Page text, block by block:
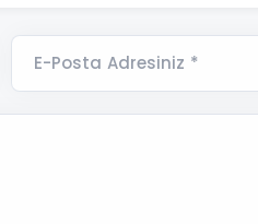
E-Posta Adresiniz *